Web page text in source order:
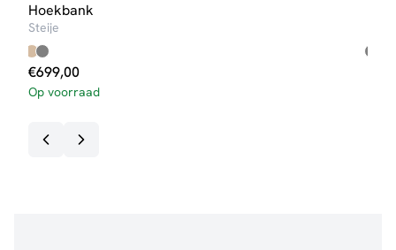
Hoekbank
Steije
€699,00
Op voorraad